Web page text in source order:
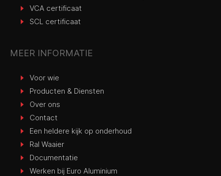
VCA certificaat
SCL certificaat
MEER INFORMATIE
Voor wie
Producten & Diensten
Over ons
Contact
Een heldere kijk op onderhoud
Ral Waaier
Documentatie
Werken bij Euro Aluminium